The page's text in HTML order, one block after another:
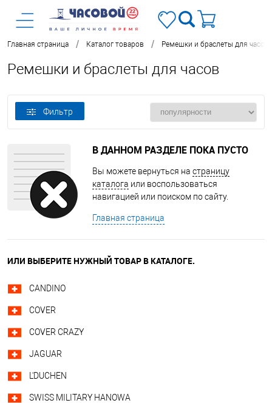
Главная страница / Каталог товаров / Ремешки и браслеты для часов
Ремешки и браслеты для часов
Фильтр
В ДАННОМ РАЗДЕЛЕ ПОКА ПУСТО
Вы можете вернуться на страницу
каталога или воспользоваться
навигацией или поиском по сайту.
Главная страница
ИЛИ ВЫБЕРИТЕ НУЖНЫЙ ТОВАР В КАТАЛОГЕ.
CANDINO
COVER
COVER CRAZY
JAGUAR
L'DUCHEN
SWISS MILITARY HANOWA